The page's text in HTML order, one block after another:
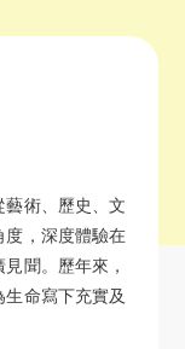
術、歷史、文
，深度體驗在
聞。歷年來，
命寫下充實及